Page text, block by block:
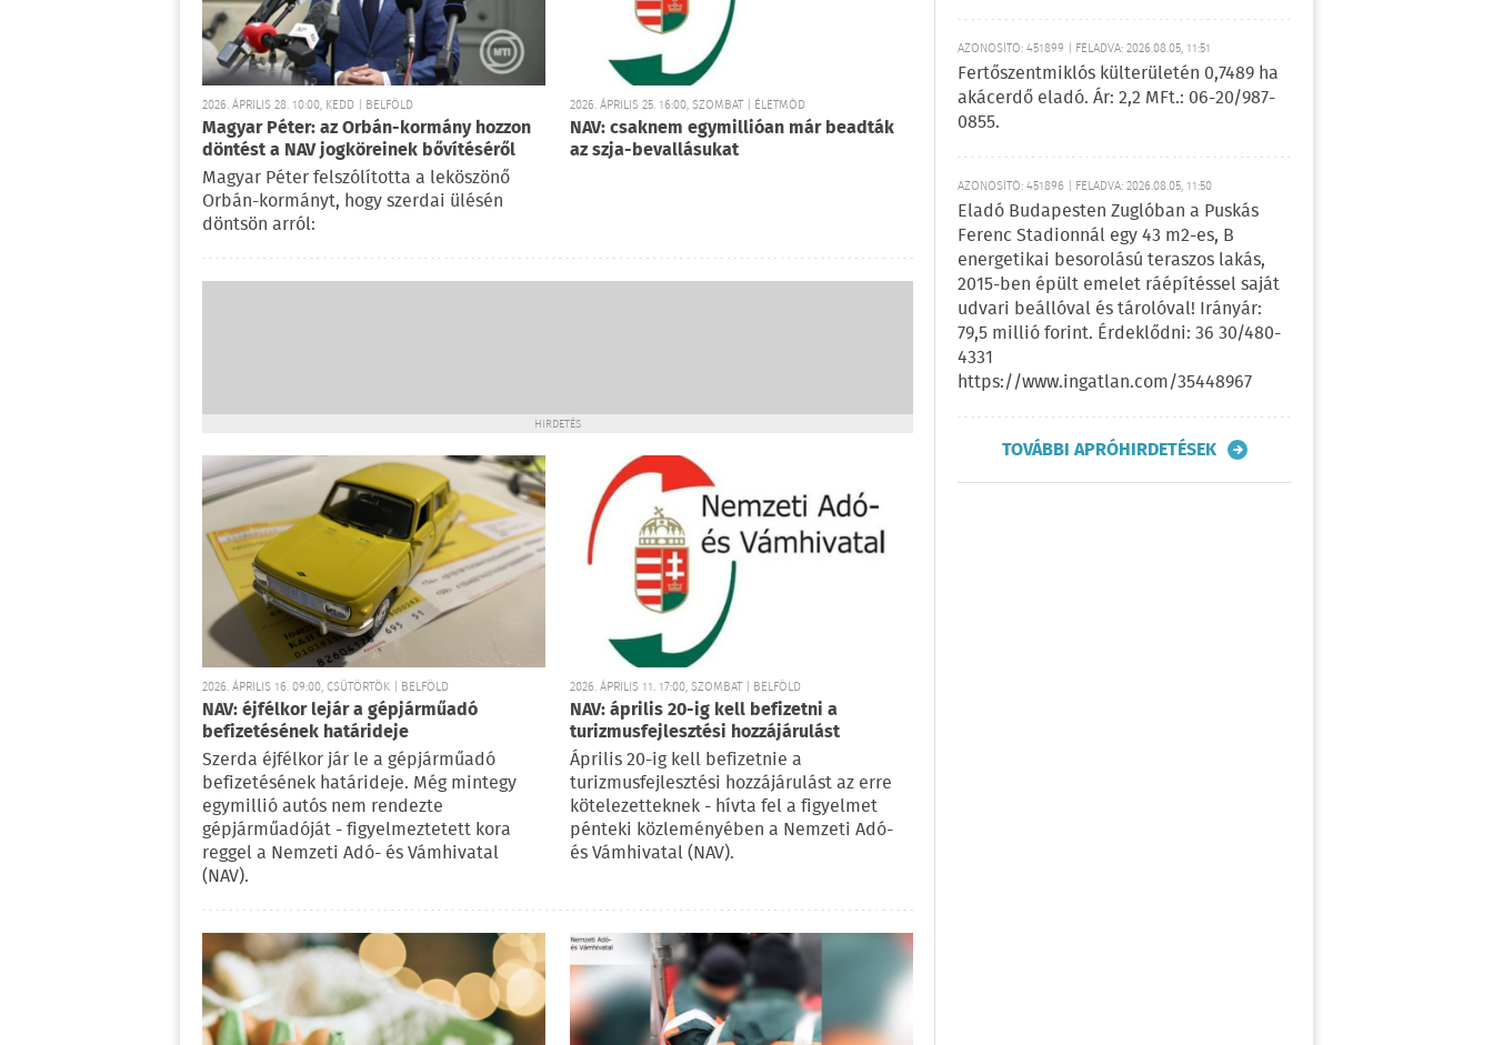
2026. ÁPRILIS 28. 10:00, KEDD | BELFÖLD
Magyar Péter: az Orbán-kormány hozzon
döntést a NAV jogköreinek bővítéséről
Magyar Péter felszólította a leköszönő
Orbán-kormányt, hogy szerdai ülésén
döntsön arról:
2026. ÁPRILIS 25. 16:00, SZOMBAT | ÉLETMÓD
NAV: csaknem egymillióan már beadták
az szja-bevallásukat
HIRDETÉS
2026. ÁPRILIS 16. 09:00, CSÜTÖRTÖK | BELFÖLD
NAV: éjfélkor lejár a gépjárműadó
befizetésének határideje
Szerda éjfélkor jár le a gépjárműadó
befizetésének határideje. Még mintegy
egymillió autós nem rendezte
gépjárműadóját - figyelmeztetett kora
reggel a Nemzeti Adó- és Vámhivatal
(NAV).
2026. ÁPRILIS 11. 17:00, SZOMBAT | BELFÖLD
NAV: április 20-ig kell befizetni a
turizmusfejlesztési hozzájárulást
Április 20-ig kell befizetnie a
turizmusfejlesztési hozzájárulást az erre
kötelezetteknek - hívta fel a figyelmet
pénteki közleményében a Nemzeti Adó-
és Vámhivatal (NAV).
AZONOSÍTÓ: 451899 | FELADVA: 2026.08.05, 11:51
Fertőszentmiklós külterületén 0,7489 ha
akácerdő eladó. Ár: 2,2 MFt.: 06-20/987-
0855.
AZONOSÍTÓ: 451896 | FELADVA: 2026.08.05, 11:50
Eladó Budapesten Zuglóban a Puskás
Ferenc Stadionnál egy 43 m2-es, B
energetikai besorolású teraszos lakás,
2015-ben épült emelet ráépítéssel saját
udvari beállóval és tárolóval! Irányár:
79,5 millió forint. Érdeklődni: 36 30/480-
4331
https://www.ingatlan.com/35448967
TOVÁBBI APRÓHIRDETÉSEK